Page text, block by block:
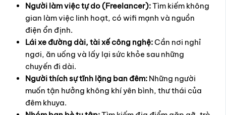
Người làm việc tự do (Freelancer):Tìm kiếm không
gian làm việc linh hoạt, có wifi mạnh và nguồn
điện ổn định.
Lái xe đường dài, tài xế công nghệ:Cần nơi nghỉ
ngơi, ăn uống và lấy lại sức khỏe sau những
chuyến đi dài.
Người thích sự tĩnh lặng ban đêm: Những người
muốn tận hưởng không khí yên bình, thư thái của
đêm khuya.